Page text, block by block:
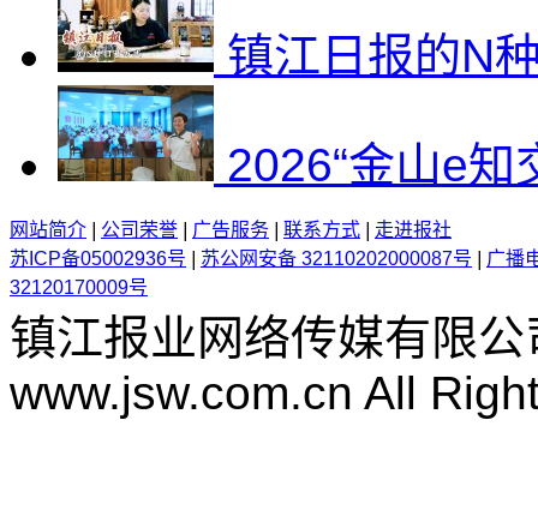
镇江日报的N
2026“金山e知
网站简介 公司荣誉 广告服务 联系方式
走进报社
苏ICP备05002936号
苏公网安备 32110202000087号
广播
32120170009号
镇江报业网络传媒有限公
www.jsw.com.cn All